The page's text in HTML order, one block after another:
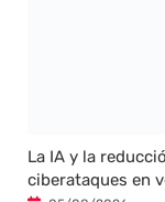
La IA y la
ciberataques en